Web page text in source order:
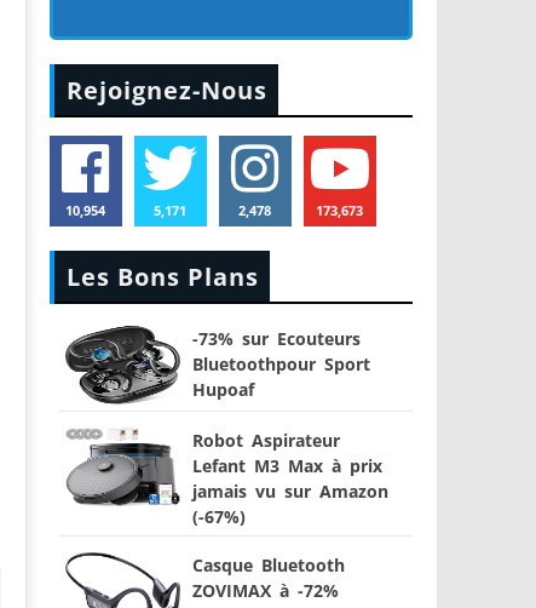
Rejoignez-Nous
10,954 5,171 2,478 173,673
Les Bons Plans
-73% sur Ecouteurs
Bluetoothpour Sport
Hupoaf
Robot Aspirateur
Lefant M3 Max à prix
jamais vu sur Amazon
(-67%)
Casque Bluetooth
ZOVIMAX à -72%